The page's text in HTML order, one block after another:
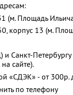
(м. Площадь
корпус 13 (м.
Санкт-Петербургу
сайте).
«СДЭК» - от 300р.
по телефону